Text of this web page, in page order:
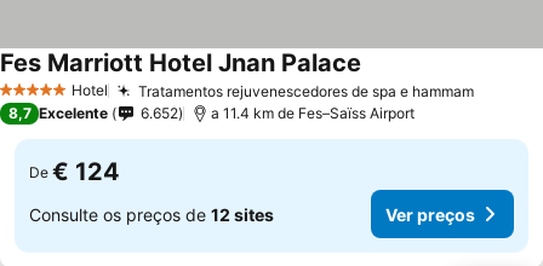
5 Estrelas Hotel Tratamentos rejuvenescedores de spa e hammamVer
Fes Marriott Hotel Jnan Palace
8,7 Excelente 6.652 a 11.4 km de Fes–Saïss Airport
De € 124
Consulte os preços de 12 sites Ver preços